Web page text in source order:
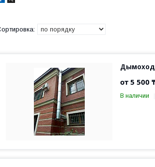
Дымоход
от 5 500
В наличии